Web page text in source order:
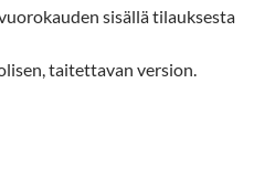
sisällä tilauksesta
taitettavan version.